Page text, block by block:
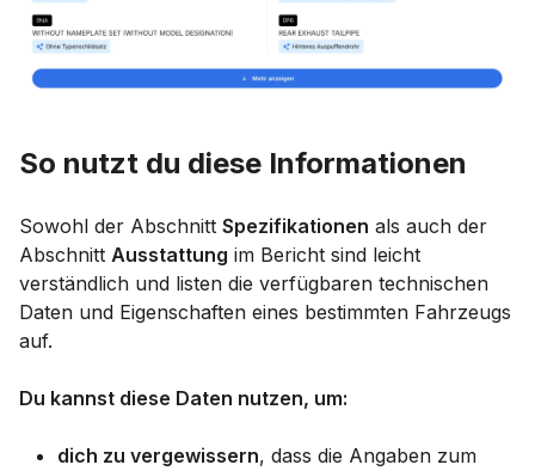
So nutzt du diese Informationen
Sowohl der Abschnitt Spezifikationen als auch der
Abschnitt Ausstattung im Bericht sind leicht
verständlich und listen die verfügbaren technischen
Daten und Eigenschaften eines bestimmten Fahrzeugs
auf.
Du kannst diese Daten nutzen, um:
dich zu vergewissern, dass die Angaben zum